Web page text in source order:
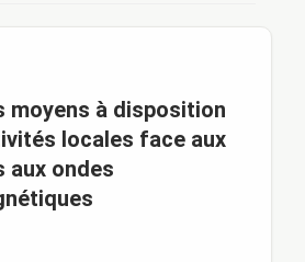
moyens à disposition
locales face aux
aux ondes